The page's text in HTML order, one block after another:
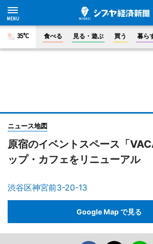
35°C 食べる 見る・遊ぶ 買う 暮ら
ニュース地図
原宿のイベントスペース「
ップ・カフェをリニューアル
渋谷区神宮前3-20-13
Google Map で見る